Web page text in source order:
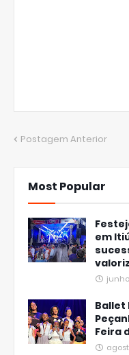
Postagem Anterior
Most Popular
em
Ballet
Feira